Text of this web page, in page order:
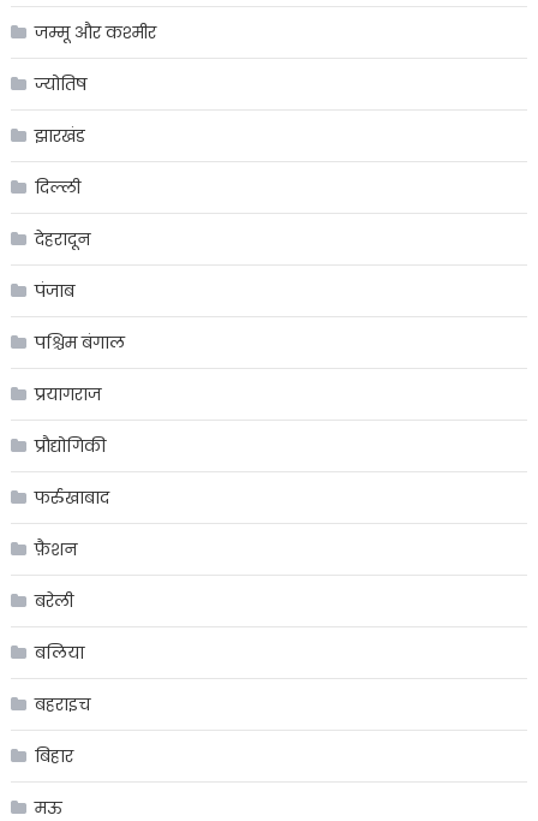
जम्मू और कश्मीर
ज्योतिष
झारखंड
दिल्ली
देहरादून
पंजाब
पश्चिम बंगाल
प्रयागराज
प्रौद्योगिकी
फर्रुखाबाद
फ़ैशन
बरेली
बलिया
बहराइच
बिहार
मऊ